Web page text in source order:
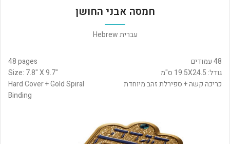
חמסה אבני החושן
עברית Hebrew
48 pages
Size: 7.8" X 9.7"
Hard Cover + Gold Spiral
Binding
48 עמודים
גודל: 19.5X24.5 ס"מ
כריכה קשה + ספירלת זהב מיוחדת